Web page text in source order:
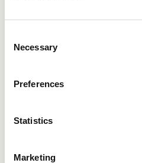
Selection
Necessary
Preferences
Statistics
Marketing